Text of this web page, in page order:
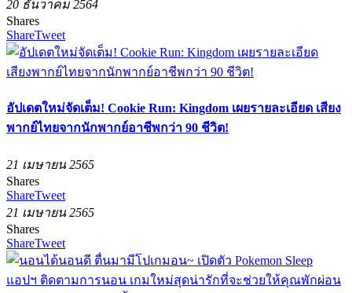
20 ธันวาคม 2564
Shares
ShareTweet
อัปเดตใหม่จัดเต็ม! Cookie Run: Kingdom เผยรายละเอียด เสียง
พากย์ไทยจากนักพากย์อาชีพกว่า 90 ชีวิต!
21 เมษายน 2565
Shares
ShareTweet
21 เมษายน 2565
Shares
ShareTweet